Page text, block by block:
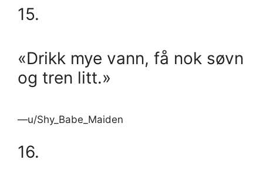
15.
«Drikk mye vann, få nok søvn
og tren litt.»
—u/Shy_Babe_Maiden
16.